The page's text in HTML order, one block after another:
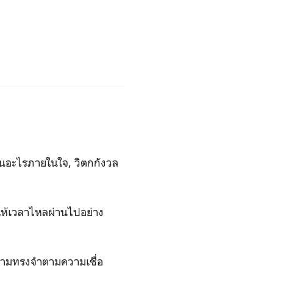
ะไรภายในใจ, วิตกกังวล
วลาไหลผ่านไปอย่าง
ทรงจำตามความเชื่อ